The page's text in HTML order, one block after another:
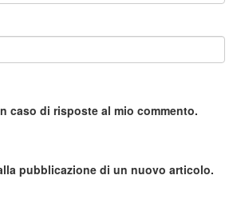
caso di risposte al mio commento.
pubblicazione di un nuovo articolo.